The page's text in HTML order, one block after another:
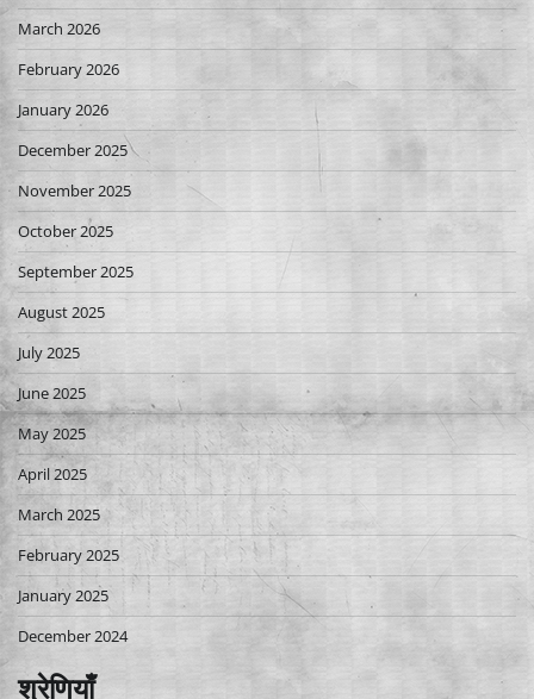
March 2026
February 2026
January 2026
December 2025
November 2025
October 2025
September 2025
August 2025
July 2025
June 2025
May 2025
April 2025
March 2025
February 2025
January 2025
December 2024
श्रेणियाँ